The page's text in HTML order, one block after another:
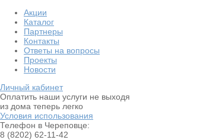
Акции
Каталог
Партнеры
Контакты
Ответы на вопросы
Проекты
Новости
Личный кабинет
Оплатить наши услуги не выходя
из дома теперь легко
Условия использования
Телефон в Череповце:
8 (8202) 62-11-42